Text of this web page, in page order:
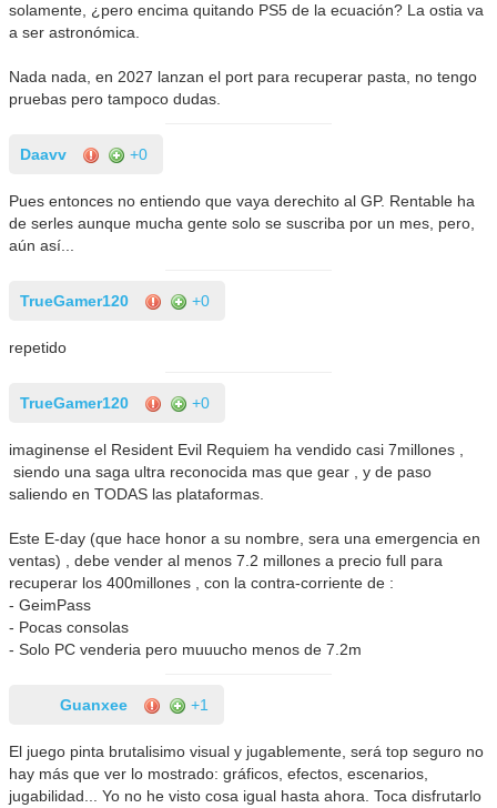
solamente, ¿pero encima quitando PS5 de la ecuación? La ostia va
a ser astronómica.
Nada nada, en 2027 lanzan el port para recuperar pasta, no tengo
pruebas pero tampoco dudas.
Daavv +0
Pues entonces no entiendo que vaya derechito al GP. Rentable ha
de serles aunque mucha gente solo se suscriba por un mes, pero,
aún así...
TrueGamer120 +0
repetido
TrueGamer120 +0
imaginense el Resident Evil Requiem ha vendido casi 7millones ,
siendo una saga ultra reconocida mas que gear , y de paso
saliendo en TODAS las plataformas.
Este E-day (que hace honor a su nombre, sera una emergencia en
ventas) , debe vender al menos 7.2 millones a precio full para
recuperar los 400millones , con la contra-corriente de :
- GeimPass
- Pocas consolas
- Solo PC venderia pero muuucho menos de 7.2m
Guanxee +1
El juego pinta brutalisimo visual y jugablemente, será top seguro no
hay más que ver lo mostrado: gráficos, efectos, escenarios,
jugabilidad... Yo no he visto cosa igual hasta ahora. Toca disfrutarlo